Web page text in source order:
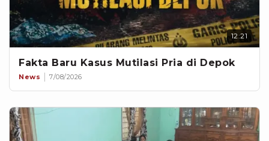
12:21
Fakta Baru Kasus Mutilasi Pria di Depok
News 7/08/2026